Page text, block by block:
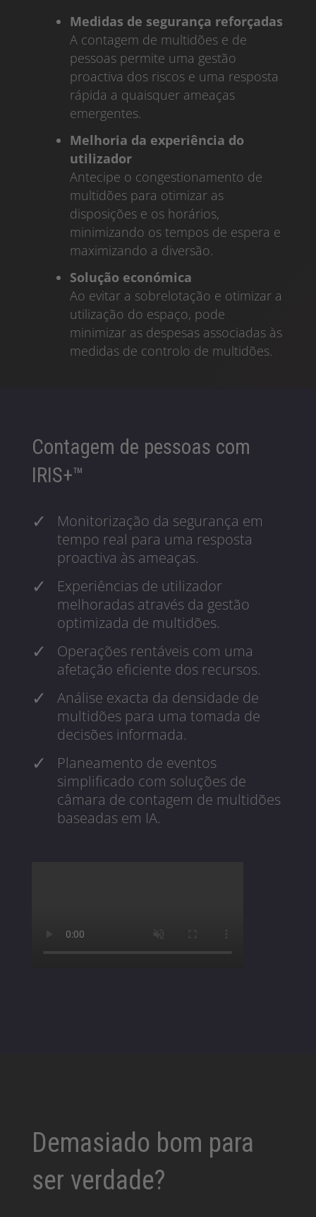
Medidas de segurança reforçadas
A contagem de multidões e de
pessoas permite uma gestão
proactiva dos riscos e uma resposta
rápida a quaisquer ameaças
emergentes.
Melhoria da experiência do
utilizador
Antecipe o congestionamento de
multidões para otimizar as
disposições e os horários,
minimizando os tempos de espera e
maximizando a diversão.
Solução económica
Ao evitar a sobrelotação e otimizar a
utilização do espaço, pode
minimizar as despesas associadas às
medidas de controlo de multidões.
Contagem de pessoas com
IRIS+™
Monitorização da segurança em
tempo real para uma resposta
proactiva às ameaças.
Experiências de utilizador
melhoradas através da gestão
optimizada de multidões.
Operações rentáveis com uma
afetação eficiente dos recursos.
Análise exacta da densidade de
multidões para uma tomada de
decisões informada.
Planeamento de eventos
simplificado com soluções de
câmara de contagem de multidões
baseadas em IA.
Demasiado bom para
ser verdade?